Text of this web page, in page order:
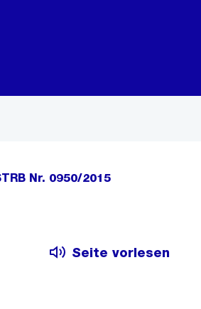
Nr. 0950/2015
Seite vorlesen